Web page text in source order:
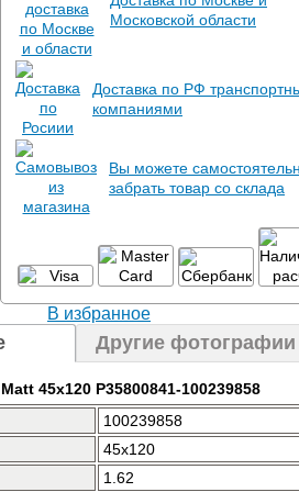
Московской области
Доставка по РФ
компаниями
Вы можете
забрать товар со склада
В избранное
Другие фотографии
45x120 P35800841-100239858
100239858
45x120
1.62